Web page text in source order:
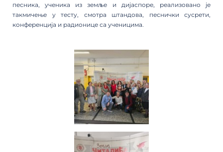
песника, ученика из земље и дијаспоре, реализовано је
такмичење у тесту, смотра штандова, песнички сусрети,
конференција и радионице са ученицима.